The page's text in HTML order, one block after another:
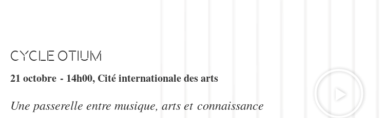
Cycle Otium
21 octobre - 14h00, Cité internationale des arts
Une passerelle entre musique, arts et connaissance